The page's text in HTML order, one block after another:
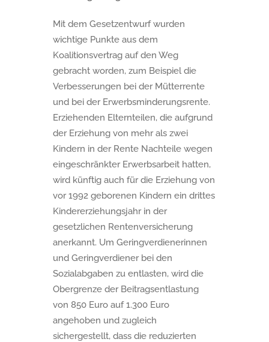
Mit dem Gesetzentwurf wurden
wichtige Punkte aus dem
Koalitionsvertrag auf den Weg
gebracht worden, zum Beispiel die
Verbesserungen bei der Mütterrente
und bei der Erwerbsminderungsrente.
Erziehenden Elternteilen, die aufgrund
der Erziehung von mehr als zwei
Kindern in der Rente Nachteile wegen
eingeschränkter Erwerbsarbeit hatten,
wird künftig auch für die Erziehung von
vor 1992 geborenen Kindern ein drittes
Kindererziehungsjahr in der
gesetzlichen Rentenversicherung
anerkannt. Um Geringverdienerinnen
und Geringverdiener bei den
Sozialabgaben zu entlasten, wird die
Obergrenze der Beitragsentlastung
von 850 Euro auf 1.300 Euro
angehoben und zugleich
sichergestellt, dass die reduzierten